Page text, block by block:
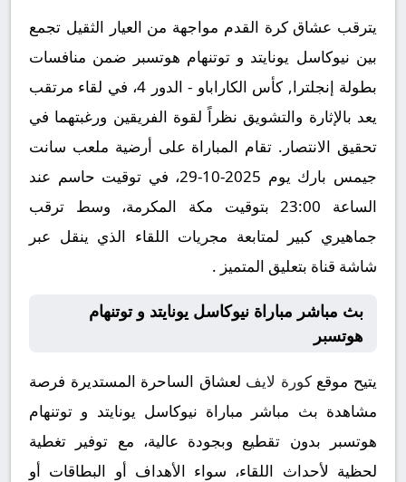
يترقب عشاق كرة القدم مواجهة من العيار الثقيل تجمع
بين نيوكاسل يونايتد و توتنهام هوتسبر ضمن منافسات
بطولة إنجلترا, كأس الكاراباو - الدور 4، في لقاء مرتقب
يعد بالإثارة والتشويق نظراً لقوة الفريقين ورغبتهما في
تحقيق الانتصار. تقام المباراة على أرضية ملعب سانت
جيمس بارك يوم 2025-10-29، في توقيت حاسم عند
الساعة 23:00 بتوقيت مكة المكرمة، وسط ترقب
جماهيري كبير لمتابعة مجريات اللقاء الذي ينقل عبر
شاشة قناة بتعليق المتميز .
بث مباشر مباراة نيوكاسل يونايتد و توتنهام
هوتسبر
يتيح موقعكورة لايف لعشاق الساحرة المستديرة فرصة
مشاهدة بث مباشر مباراة نيوكاسل يونايتد و توتنهام
هوتسبر بدون تقطيع وبجودة عالية، مع توفير تغطية
لحظية لأحداث اللقاء، سواء الأهداف أو البطاقات أو